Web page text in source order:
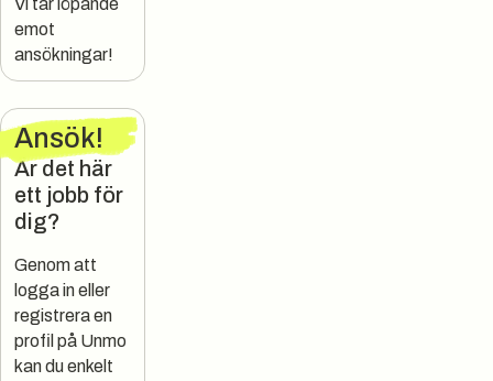
Vi tar löpande
emot
ansökningar!
Ansök!
Är det här
ett jobb för
dig?
Genom att
logga in eller
registrera en
profil på Unmo
kan du enkelt